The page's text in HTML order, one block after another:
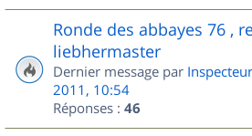
Ronde des abbayes 76 ,
liebhermaster
Dernier message par
2011, 10:54
Réponses : 46